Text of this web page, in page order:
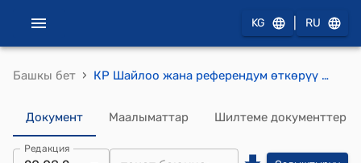
KG RU
Башкы бет › КР Шайлоо жана референдум өткөрүү боюнча борбордук комиссиясынын 2014-жылдын 20-августундагы № 102 "Кыргыз Республикасынын жергиликтүү өз алдынча башкаруусунун айрым аткаруу органдарынын башчыларын шайлоону дайындоо жөнүндө" токтому
Документ Маалыматтар Шилтеме документтер
Редакция